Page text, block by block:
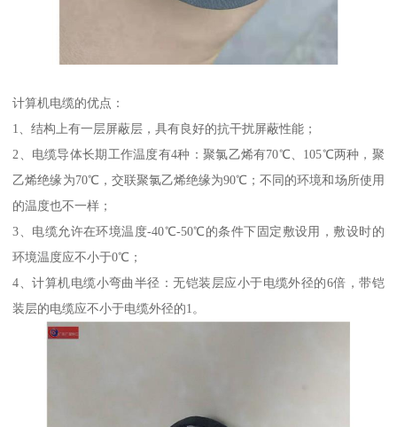
计算机电缆的优点：
1、结构上有一层屏蔽层，具有良好的抗干扰屏蔽性能；
2、电缆导体长期工作温度有4种：聚氯乙烯有70℃、105℃两种，聚
乙烯绝缘为70℃，交联聚氯乙烯绝缘为90℃；不同的环境和场所使用
的温度也不一样；
3、电缆允许在环境温度-40℃-50℃的条件下固定敷设用，敷设时的
环境温度应不小于0℃；
4、计算机电缆小弯曲半径：无铠装层应小于电缆外径的6倍，带铠
装层的电缆应不小于电缆外径的1。